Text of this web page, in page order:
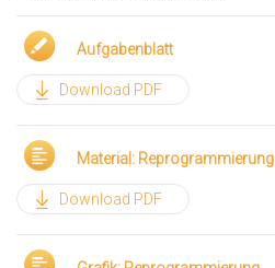
Aufgabenblatt
Download PDF
Material: Reprogrammierung
Download PDF